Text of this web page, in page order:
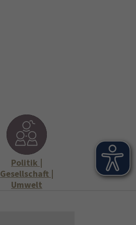
Politik |
Gesellschaft |
Umwelt